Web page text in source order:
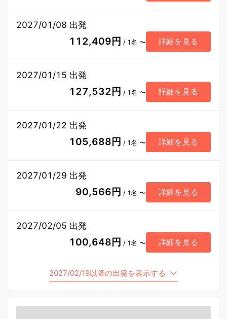
2027/01/08 出発
112,409円 / 1名 〜 詳細を見る
2027/01/15 出発
127,532円 / 1名 〜 詳細を見る
2027/01/22 出発
105,688円 / 1名 〜 詳細を見る
2027/01/29 出発
90,566円 / 1名 〜 詳細を見る
2027/02/05 出発
100,648円 / 1名 〜 詳細を見る
2027/02/19以降の出発を表示する